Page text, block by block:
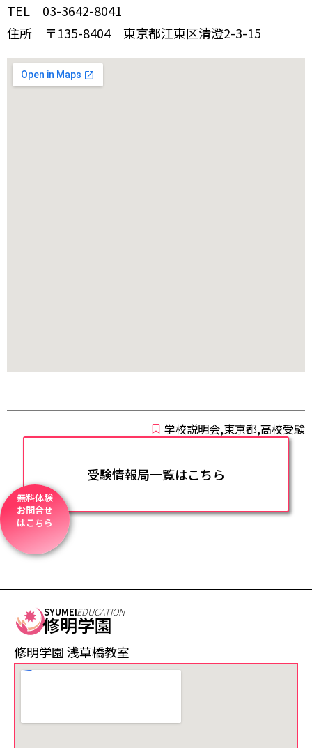
TEL 03-3642-8041
住所 〒135-8404 東京都江東区清澄2-3-15
学校説明会,東京都,高校受験
受験情報局一覧はこちら
無料体験
お問合せ
はこちら
SYUMEIEDUCATION
修明学園
修明学園 浅草橋教室